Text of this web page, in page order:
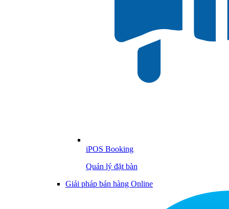
iPOS Booking
Quản lý đặt bàn
Giải pháp bán hàng Online